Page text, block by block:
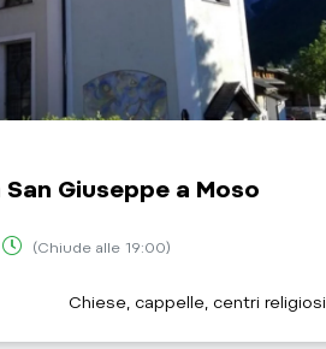
San Giuseppe a Moso
(Chiude alle 19:00)
aria.poi_category_prefix
Chiese, cappelle, centri religiosi